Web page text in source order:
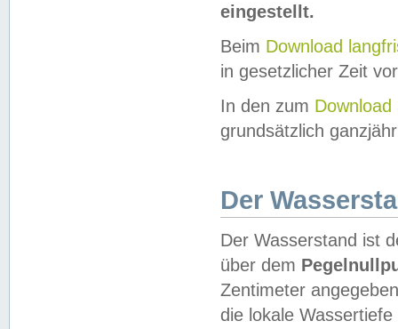
eingestellt.
Beim Download
in gesetzlicher Zeit
In den zum Download
grundsätzlich
Der
Der Wasserstand ist
über dem
Zentimeter
die lokale